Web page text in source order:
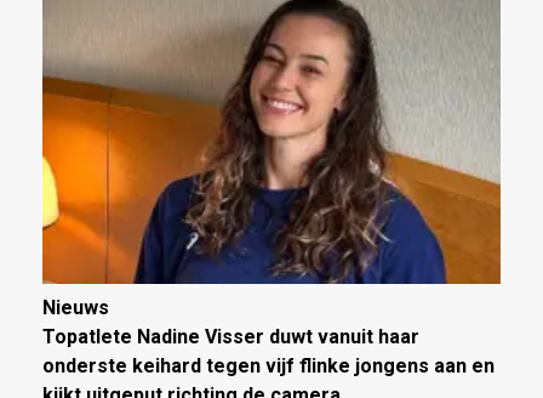
Nieuws
Topatlete Nadine Visser duwt vanuit haar
onderste keihard tegen vijf flinke jongens aan en